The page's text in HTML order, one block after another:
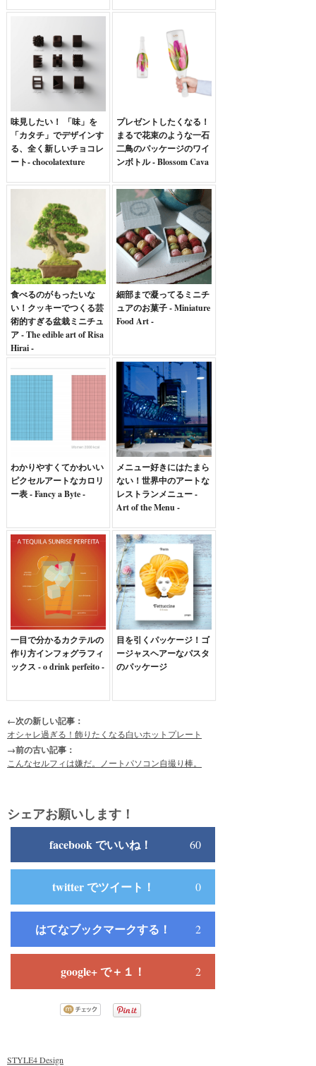
味見したい！ 「味」を
「カタチ」でデザインす
る、全く新しいチョコレ
ート- chocolatexture
プレゼントしたくなる！
まるで花束のような一石
二鳥のパッケージのワイ
ンボトル - Blossom Cava
食べるのがもったいな
い！クッキーでつくる芸
術的すぎる盆栽ミニチュ
ア - The edible art of Risa
Hirai -
細部まで凝ってるミニチ
ュアのお菓子 - Miniature
Food Art -
わかりやすくてかわいい
ピクセルアートなカロリ
ー表 - Fancy a Byte -
メニュー好きにはたまら
ない！世界中のアートな
レストランメニュー -
Art of the Menu -
一目で分かるカクテルの
作り方インフォグラフィ
ックス - o drink perfeito -
目を引くパッケージ！ゴ
ージャスヘアーなパスタ
のパッケージ
←次の新しい記事：
オシャレ過ぎる！飾りたくなる白いホットプレート
→前の古い記事：
こんなセルフィは嫌だ。ノートパソコン自撮り棒。
シェアお願いします！
facebook でいいね！ 60
twitter でツイート！ 0
はてなブックマークする！ 2
google+ で＋１！ 2
STYLE4 Design